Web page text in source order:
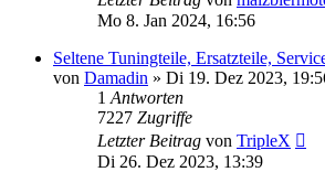
Mo 8. Jan 2024, 16:56
Seltene Tuningteile, Ersatzteile,
von Damadin » Di 19. Dez 2023,
1 Antworten
7227 Zugriffe
Letzter Beitrag von TripleX
Di 26. Dez 2023, 13:39